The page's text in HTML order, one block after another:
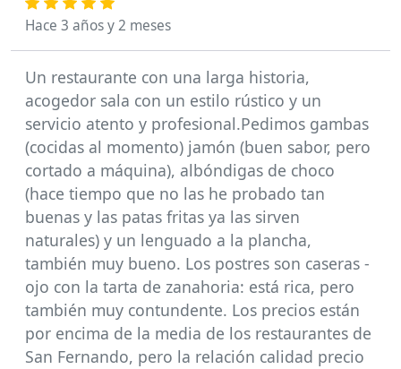
Hace 3 años y 2 meses
Un restaurante con una larga historia,
acogedor sala con un estilo rústico y un
servicio atento y profesional.Pedimos gambas
(cocidas al momento) jamón (buen sabor, pero
cortado a máquina), albóndigas de choco
(hace tiempo que no las he probado tan
buenas y las patas fritas ya las sirven
naturales) y un lenguado a la plancha,
también muy bueno. Los postres son caseras -
ojo con la tarta de zanahoria: está rica, pero
también muy contundente. Los precios están
por encima de la media de los restaurantes de
San Fernando, pero la relación calidad precio